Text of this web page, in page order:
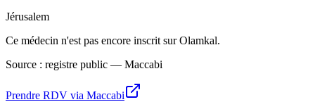
Jérusalem
Ce médecin n'est pas encore inscrit sur Olamkal.
Source : registre public — Maccabi
Prendre RDV via Maccabi